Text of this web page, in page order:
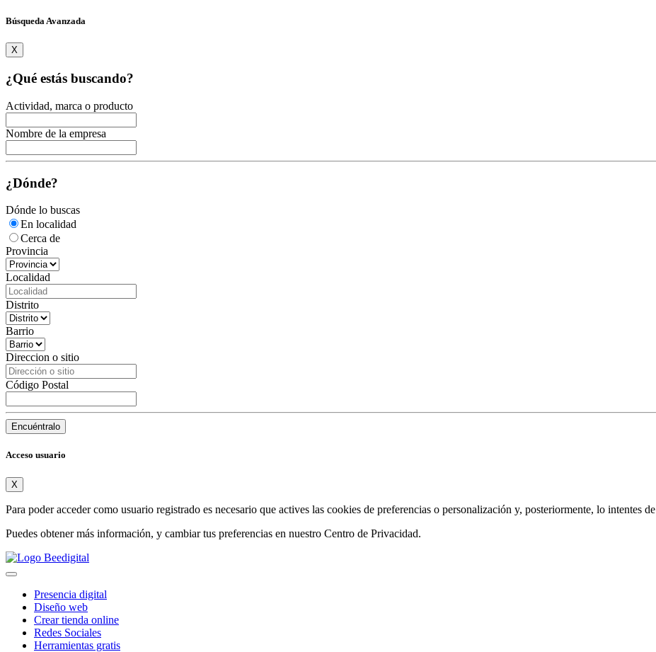
Búsqueda Avanzada
X
¿Qué estás buscando?
Actividad, marca o producto
Nombre de la empresa
¿Dónde?
Dónde lo buscas
En localidad
Cerca de
Provincia
Localidad
Distrito
Barrio
Direccion o sitio
Código Postal
Encuéntralo
Acceso usuario
X
Para poder acceder como usuario registrado es necesario que actives las cookies de preferencias o personalización y, posteriormente, lo intentes
Puedes obtener más información, y cambiar tus preferencias en nuestro Centro de Privacidad.
Presencia digital
Diseño web
Crear tienda online
Redes Sociales
Herramientas gratis